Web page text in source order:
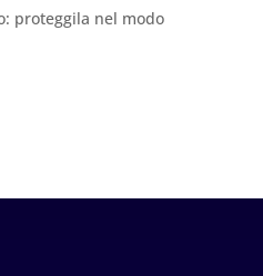
proteggila nel modo